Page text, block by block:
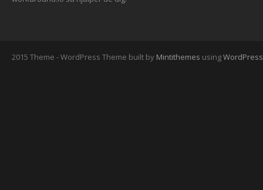
2015 Theme - WordPress Theme built by Mintithemes usingWordPress